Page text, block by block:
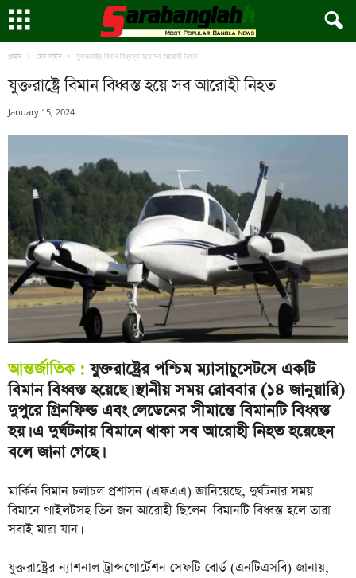
প্রচ্ছদ হেড লাইন যুক্তরাষ্ট্রে বিমান বিধ্বস্ত হয়ে সব আরোহী নিহত
যুক্তরাষ্ট্রে বিমান বিধ্বস্ত হয়ে সব আরোহী নিহত
January 15, 2024
আন্তর্জাতিক : যুক্তরাষ্ট্রের পশ্চিম ম্যাসাচুসেটসে একটি
বিমান বিধ্বস্ত হয়েছে। স্থানীয় সময় রোববার (১৪ জানুয়ারি)
দুপুরে গ্রিনফিল্ড এবং লেডেনের সীমান্তে বিমানটি বিধ্বস্ত
হয়। এ দুর্ঘটনায় বিমানে থাকা সব আরোহী নিহত হয়েছেন
বলে জানা গেছে।।
মার্কিন বিমান চলাচল প্রশাসন (এফএএ) জানিয়েছে, দুর্ঘটনার সময়
বিমানে পাইলটসহ তিন জন আরোহী ছিলেন। বিমানটি বিধ্বস্ত হলে তারা
সবাই মারা যান।
যুক্তরাষ্ট্রের ন্যাশনাল ট্রান্সপোর্টেশন সেফটি বোর্ড (এনটিএসবি) জানায়,